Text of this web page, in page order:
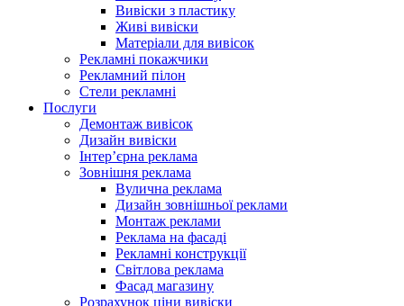
Вивіски з пластику
Живі вивіски
Матеріали для вивісок
Рекламні покажчики
Рекламний пілон
Стели рекламні
Послуги
Демонтаж вивісок
Дизайн вивіски
Інтер’єрна реклама
Зовнішня реклама
Вулична реклама
Дизайн зовнішньої реклами
Монтаж реклами
Реклама на фасаді
Рекламні конструкції
Світлова реклама
Фасад магазину
Розрахунок ціни вивіски